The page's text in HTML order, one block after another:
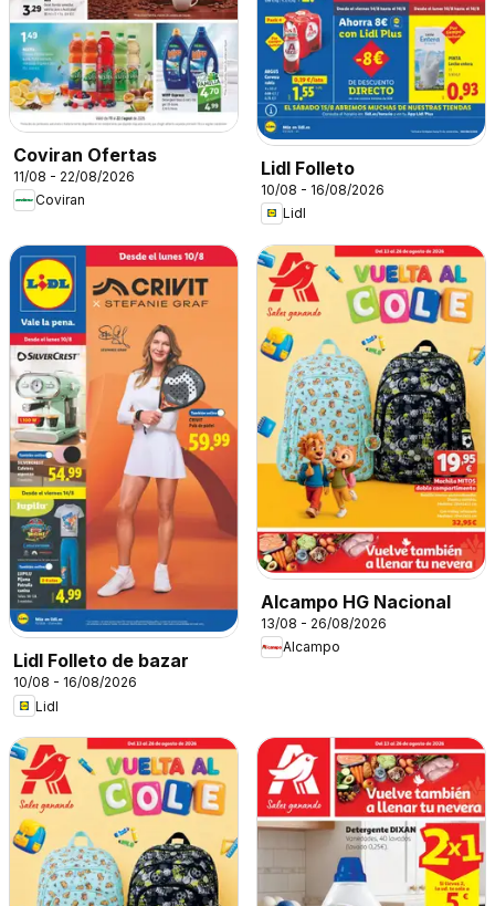
Coviran Ofertas
11/08 - 22/08/2026
Coviran
Lidl Folleto
10/08 - 16/08/2026
Lidl
Lidl Folleto de bazar
10/08 - 16/08/2026
Lidl
Alcampo HG Nacional
13/08 - 26/08/2026
Alcampo